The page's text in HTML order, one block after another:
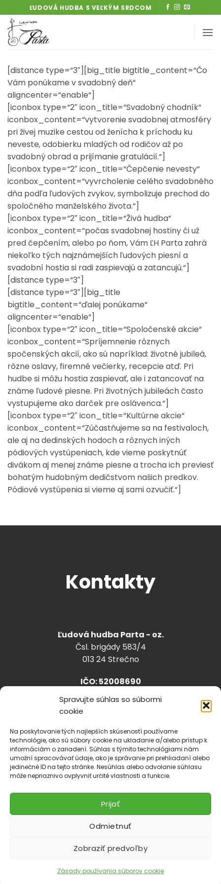
Spravujte súhlas so súbormi
cookie
Na poskytovanie tých najlepších skúseností používame
technológie, ako sú súbory cookie na ukladanie a/alebo prístup k
informáciám o zariadení. Súhlas s týmito technológiami nám
umožní spracovávať údaje, ako je správanie pri prehliadaní alebo
jedinečné ID na tejto stránke. Nesúhlas alebo odvolanie súhlasu
môže nepriaznivo ovplyvniť určité vlastnosti a funkcie.
Prijať
Odmietnuť
Zobraziť predvoľby
Zásady používania súborov cookie
to
content
ĽUDOVÁ HUDBA S VEĽKÝM SRDCOM
[distance type=“3″][big_title bigtitle_content=“Čo
Vám ponúkame v svadobný deň“
aligncenter=“enable“]
[iconbox type=“2″ icon_title=“Svadobný chodník“
iconbox_content=“vytvorenie svadobnej atmosféry
pri živej muzike cestou od ženícha k príchodu ku
neveste, odobierku mladých od rodičov až po
svadobný obrad a prijímanie gratulácií.“]
[iconbox type=“2″ icon_title=“Čepčenie nevesty“
iconbox_content=“vyvrcholenie celého svadobného
dňa podľa ľudových zvykov, symbolizuje prechod do
spoločného manželského života.“]
[iconbox type=“2″ icon_title=“Živá hudba“
iconbox_content=“počas svadobnej hostiny či už
pred čepčením, alebo po ňom, Vám ĽH Parta zahrá
niekoľko tých najznámejších ľudových piesní a
svadobní hostia si radi zaspievajú a zatancujú.“]
[distance type=“3″]
[distance type=“3″][big_title
bigtitle_content=“ďalej ponúkame“
aligncenter=“enable“]
[iconbox type=“2″ icon_title=“Spoločenské akcie“
iconbox_content=“Spríjemnenie rôznych
spočenských akcií, ako sú napríklad: životné jubileá,
rôzne oslavy, firemné večierky, recepcie atď. Pri
hudbe si môžu hostia zaspievať, ale i zatancovať na
známe ľudové piesne. Pri životných jubileách často
vystupujeme ako darček pre oslávenca.“]
[iconbox type=“2″ icon_title=“Kultúrne akcie“
iconbox_content=“Zúčastňujeme sa na festivaloch,
ale aj na dedinských hodoch a rôznych iných
pódiových vystúpeniach, kde vieme poskytnúť
divákom aj menej známe piesne a trocha ich previesť
bohatým hudobným dedičstvom našich predkov.
Pódiové vystúpenia si vieme aj sami ozvučiť.“]
Kontakty
Ľudová hudba Parta - oz.
Čsl. brigády 583/4
013 24 Strečno
IČO: 52008690
+421918 530 888
Cookies
Copyright 2026 ©LH Parta